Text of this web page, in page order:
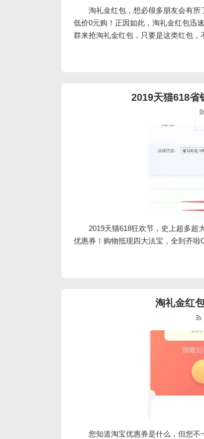
淘礼金红包，想必很多朋友会有
低价0元购！正因如此，淘礼金红包迅
群来抢淘礼金红包，只要是这类红包，
2019天猫618省
2019天猫618狂欢节，史上超多超
优惠券！购物抵现四大法宝，全到齐
淘礼金红
您知道淘宝优惠券是什么，但您